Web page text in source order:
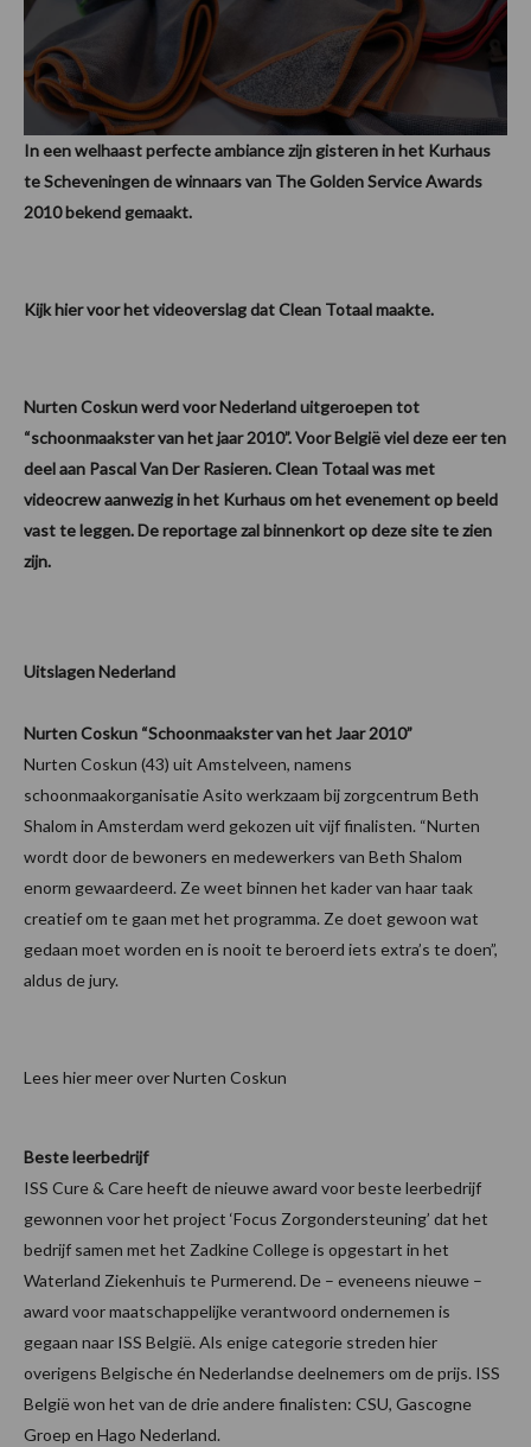
In een welhaast perfecte ambiance zijn gisteren in het Kurhaus
te Scheveningen de winnaars van The Golden Service Awards
2010 bekend gemaakt.
Kijk hier voor het videoverslag dat Clean Totaal maakte.
Nurten Coskun werd voor Nederland uitgeroepen tot
“schoonmaakster van het jaar 2010”. Voor België viel deze eer ten
deel aan Pascal Van Der Rasieren. Clean Totaal was met
videocrew aanwezig in het Kurhaus om het evenement op beeld
vast te leggen. De reportage zal binnenkort op deze site te zien
zijn.
Uitslagen Nederland
Nurten Coskun “Schoonmaakster van het Jaar 2010”
Nurten Coskun (43) uit Amstelveen, namens
schoonmaakorganisatie Asito werkzaam bij zorgcentrum Beth
Shalom in Amsterdam werd gekozen uit vijf finalisten. “Nurten
wordt door de bewoners en medewerkers van Beth Shalom
enorm gewaardeerd. Ze weet binnen het kader van haar taak
creatief om te gaan met het programma. Ze doet gewoon wat
gedaan moet worden en is nooit te beroerd iets extra’s te doen”,
aldus de jury.
Lees hier meer over Nurten Coskun
Beste leerbedrijf
ISS Cure & Care heeft de nieuwe award voor beste leerbedrijf
gewonnen voor het project ‘Focus Zorgondersteuning’ dat het
bedrijf samen met het Zadkine College is opgestart in het
Waterland Ziekenhuis te Purmerend. De – eveneens nieuwe –
award voor maatschappelijke verantwoord ondernemen is
gegaan naar ISS België. Als enige categorie streden hier
overigens Belgische én Nederlandse deelnemers om de prijs. ISS
België won het van de drie andere finalisten: CSU, Gascogne
Groep en Hago Nederland.